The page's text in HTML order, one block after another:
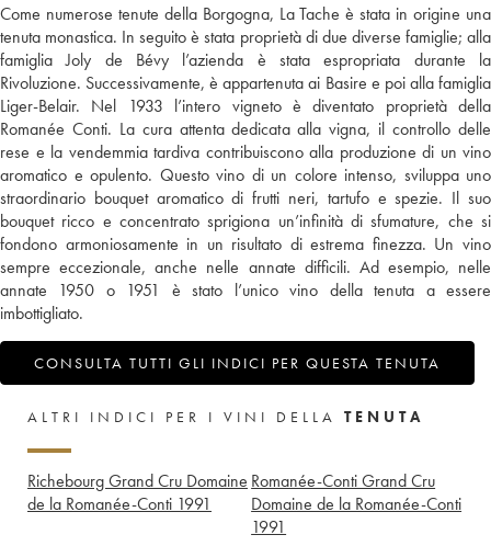
Come numerose tenute della Borgogna, La Tache è stata in origine una
tenuta monastica. In seguito è stata proprietà di due diverse famiglie; alla
famiglia Joly de Bévy l’azienda è stata espropriata durante la
Rivoluzione. Successivamente, è appartenuta ai Basire e poi alla famiglia
Liger-Belair. Nel 1933 l’intero vigneto è diventato proprietà della
Romanée Conti. La cura attenta dedicata alla vigna, il controllo delle
rese e la vendemmia tardiva contribuiscono alla produzione di un vino
aromatico e opulento. Questo vino di un colore intenso, sviluppa uno
straordinario bouquet aromatico di frutti neri, tartufo e spezie. Il suo
bouquet ricco e concentrato sprigiona un’infinità di sfumature, che si
fondono armoniosamente in un risultato di estrema finezza. Un vino
sempre eccezionale, anche nelle annate difficili. Ad esempio, nelle
annate 1950 o 1951 è stato l’unico vino della tenuta a essere
imbottigliato.
CONSULTA TUTTI GLI INDICI PER QUESTA TENUTA
ALTRI INDICI PER I VINI DELLA TENUTA
Richebourg Grand Cru Domaine
de la Romanée-Conti 1991
Romanée-Conti Grand Cru
Domaine de la Romanée-Conti
1991